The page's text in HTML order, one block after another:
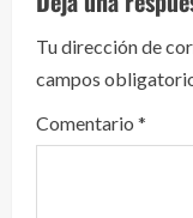
y
e
n
Tu dirección de
campos
Comentario *